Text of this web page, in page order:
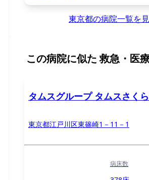
東京都の病院一覧を
この病院に似た 救急・医
タムスグループ タムスさく
東京都江戸川区東篠崎1－11－1
病床数